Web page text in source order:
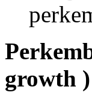
growth )